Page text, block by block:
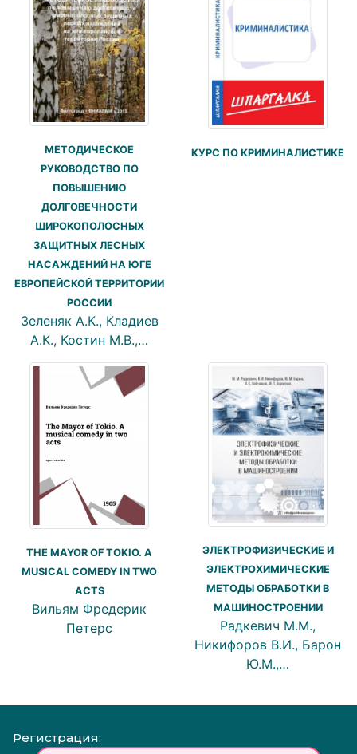
МЕТОДИЧЕСКОЕ
РУКОВОДСТВО ПО
ПОВЫШЕНИЮ
ДОЛГОВЕЧНОСТИ
ШИРОКОПОЛОСНЫХ
ЗАЩИТНЫХ ЛЕСНЫХ
НАСАЖДЕНИЙ НА ЮГЕ
ЕВРОПЕЙСКОЙ ТЕРРИТОРИИ
РОССИИ
Зеленяк А.К., Кладиев
А.К., Костин М.В.,…
КУРС ПО КРИМИНАЛИСТИКЕ
THE MAYOR OF TOKIO. A
MUSICAL COMEDY IN TWO
ACTS
Вильям Фредерик
Петерс
ЭЛЕКТРОФИЗИЧЕСКИЕ И
ЭЛЕКТРОХИМИЧЕСКИЕ
МЕТОДЫ ОБРАБОТКИ В
МАШИНОСТРОЕНИИ
Радкевич М.М.,
Никифоров В.И., Барон
Ю.М.,…
Регистрация: